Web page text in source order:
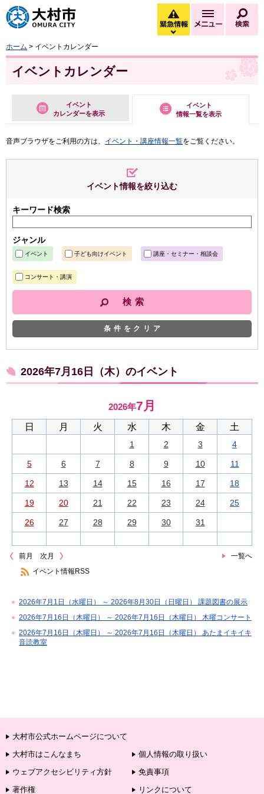
大村市
緊急情報
緊急情報を開く
メニュー
ホーム > イベントカレンダー
イベントカレンダー
イベント
カレンダーを表示
イベント
情報一覧を表示
音声ブラウザをご利用の方は、 イベント・講座情報一覧をご覧ください。
イベント情報を絞り込む
キーワード検索
ジャンル
イベント 子ども向けイベント 講座・セミナー・相談会
コンサート・講演
条件をクリア
2026年7月16日（木）のイベント
2026年7月
日 月 火 水 木 金 土
1 2 3 4
5 6 7 8 9 10 11
12 13 14 15 16 17 18
19 20 21 22 23 24 25
26 27 28 29 30 31
前月 一覧へ
次月
イベント情報RSS
2026年7月1日（水曜日） ～ 2026年8月30日（日曜日） 課題図書の展示
2026年7月16日（木曜日） ～ 2026年7月16日（木曜日） 木曜コンサート
2026年7月16日（木曜日） ～ 2026年7月16日（木曜日） あたまイキイキ
音読教室
大村市公式ホームページについて
大村市はこんなまち
個人情報の取り扱い
ウェブアクセシビリティ方針
免責事項
著作権
リンクについて